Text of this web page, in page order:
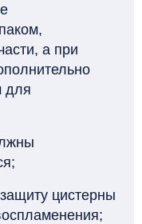
а при
для
цистерны